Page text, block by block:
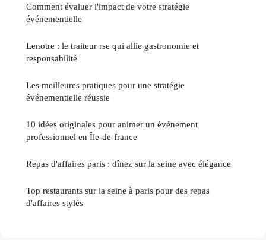
Comment évaluer l'impact de votre stratégie
événementielle
Lenotre : le traiteur rse qui allie gastronomie et
responsabilité
Les meilleures pratiques pour une stratégie
événementielle réussie
10 idées originales pour animer un événement
professionnel en Île-de-france
Repas d'affaires paris : dînez sur la seine avec élégance
Top restaurants sur la seine à paris pour des repas
d'affaires stylés